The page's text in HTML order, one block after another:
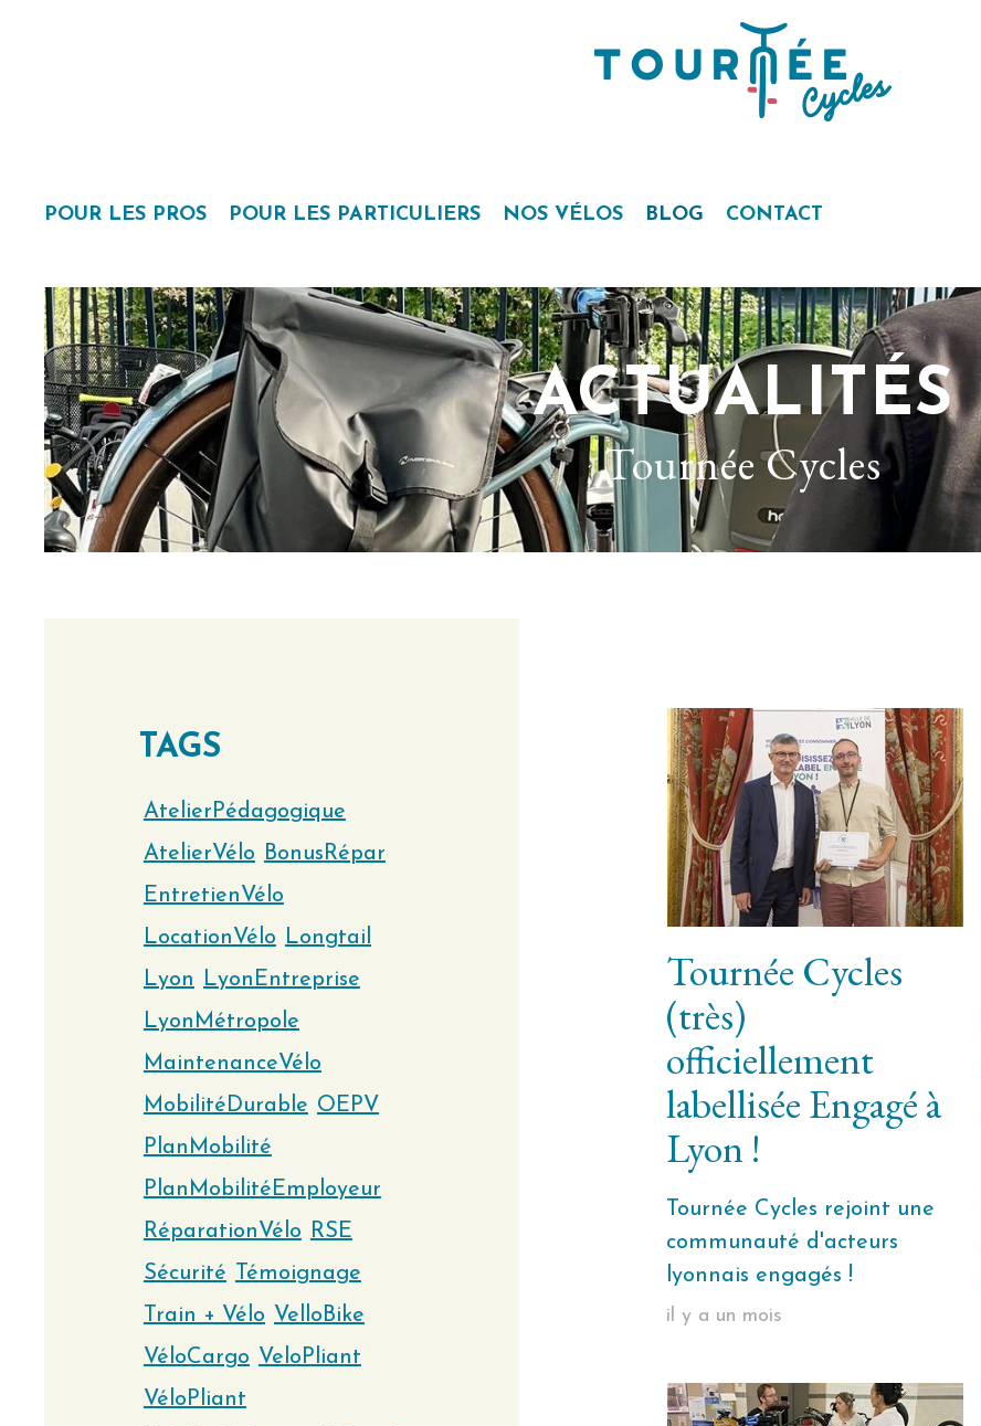
POUR LES PROS POUR LES PARTICULIERS NOS VÉLOS BLOG CONTACT
ACTUALITÉS
Tournée Cycles
Tournée Cycles
(très)
officiellement
labellisée Engagé à
Lyon !
Tournée Cycles rejoint une
communauté d'acteurs
lyonnais engagés !
il y a un mois
TAGS
AtelierPédagogique
AtelierVélo BonusRépar
EntretienVélo
LocationVélo Longtail
Lyon LyonEntreprise
LyonMétropole
MaintenanceVélo
MobilitéDurable OEPV
PlanMobilité
PlanMobilitéEmployeur
RéparationVélo RSE
Sécurité
Témoignage
Train + Vélo VelloBike
VéloCargo VeloPliant
VéloPliant